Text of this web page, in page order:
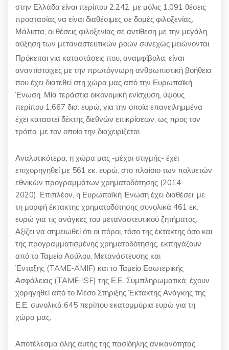
στην Ελλάδα είναι περίπου 2.242, με μόλις 1.091 θέσεις
προστασίας να είναι διαθέσιμες σε δομές φιλοξενίας.
Μάλιστα, οι θέσεις φιλοξενίας σε αντίθεση με την μεγάλη
αύξηση των μεταναστευτικών ροών συνεχώς μειώνονται.
Πρόκειται για καταστάσεις που, αναμφίβολα, είναι
αναντίστοιχες με την πρωτόγνωρη ανθρωπιστική βοήθεια
που έχει διατεθεί στη χώρα μας από την Ευρωπαϊκή
Ένωση. Μία τεράστια οικονομική ενίσχυση, ύψους
περίπου 1,667 δισ. ευρώ, για την οποία επανειλημμένα
έχει καταστεί δέκτης διεθνών επικρίσεων, ως προς τον
τρόπο, με τον οποίο την διαχειρίζεται.
Αναλυτικότερα, η χώρα μας -μέχρι στιγμής- έχει
επιχορηγηθεί με 561 εκ. ευρώ, στο πλαίσιο των πολυετών
εθνικών προγραμμάτων χρηματοδότησης (2014-
2020). Επιπλέον, η Ευρωπαϊκή Ένωση έχει διαθέσει, με
τη μορφή έκτακτης χρηματοδότησης συνολικά 461 εκ.
ευρώ για τις ανάγκες του μεταναστευτικού ζητήματος.
Αξίζει να σημειωθεί ότι οι πόροι, τόσο της έκτακτης όσο και
της προγραμματισμένης χρηματοδότησης, εκπηγάζουν
από το Ταμείο Ασύλου, Μετανάστευσης και
Ένταξης (TAME-AMIF) και το Ταμείο Εσωτερικής
Ασφάλειας (TAME-ISF) της Ε.Ε. Συμπληρωματικά, έχουν
χορηγηθεί από το Μέσο Στήριξης Έκτακτης Ανάγκης της
Ε.Ε. συνολικά 645 περίπου εκατομμύρια ευρώ για τη
χώρα μας.
Αποτέλεσμα όλης αυτής της πασίδηλης ανικανότητας,